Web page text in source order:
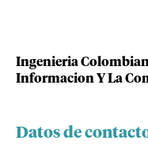
Ingenieria
Informacion Y La
Datos de